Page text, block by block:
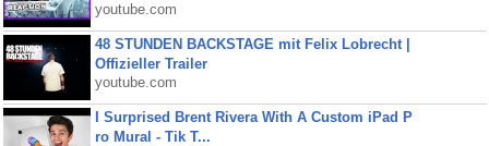
youtube.com
48 STUNDEN BACKSTAGE mit Felix Lobrecht |
Offizieller Trailer
youtube.com
I Surprised Brent Rivera With A Custom iPad P
ro Mural - Tik T...